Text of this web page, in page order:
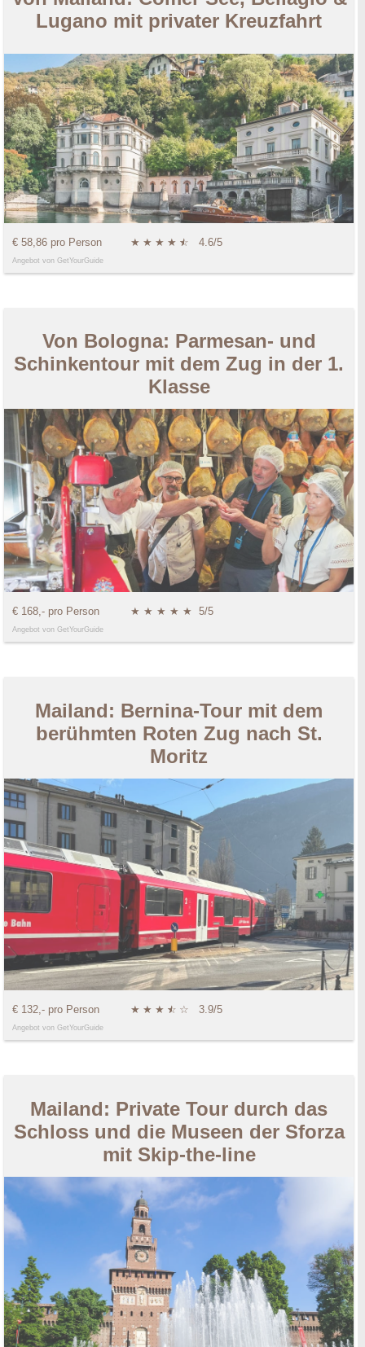
Lugano mit privater Kreuzfahrt
€ 58,86 pro Person ★ ★ ★ ★ ★
☆ 4.6/5
Angebot von GetYourGuide
Von Bologna: Parmesan- und
Schinkentour mit dem Zug in der 1.
Klasse
€ 168,- pro Person ★ ★ ★ ★ ★ 5/5
Angebot von GetYourGuide
Mailand: Bernina-Tour mit dem
berühmten Roten Zug nach St.
Moritz
€ 132,- pro Person ★ ★ ★ ★
☆ ☆ 3.9/5
Angebot von GetYourGuide
Mailand: Private Tour durch das
Schloss und die Museen der Sforza
mit Skip-the-line